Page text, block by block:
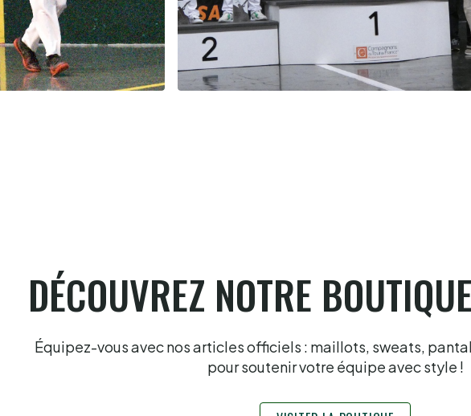
DÉCOUVREZ NOTRE
Équipez-vous avec nos articles officiels : maillots, sweats,
pour soutenir votre équipe avec style !